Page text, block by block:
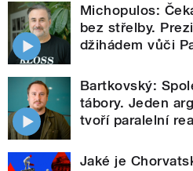
Michopulos:
bez střelby.
džihádem vůči
Bartkovský:
tábory. Jeden
tvoří paralelní
Jaké je